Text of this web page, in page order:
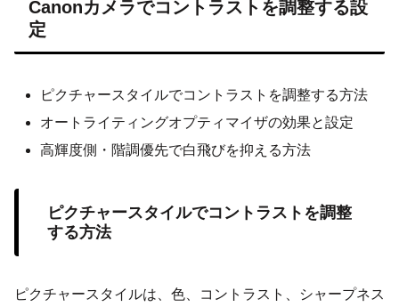
Canonカメラでコントラストを調整する設
定
ピクチャースタイルでコントラストを調整する方法
オートライティングオプティマイザの効果と設定
高輝度側・階調優先で白飛びを抑える方法
ピクチャースタイルでコントラストを調整
する方法
ピクチャースタイルは、色、コントラスト、シャープネス